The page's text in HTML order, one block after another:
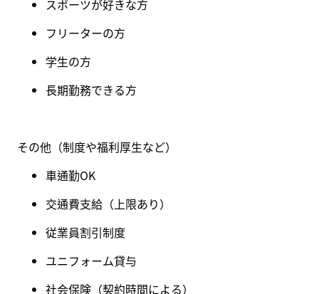
スポーツが好きな方
フリーターの方
学生の方
長期勤務できる方
その他（制度や福利厚生など）
車通勤OK
交通費支給（上限あり）
従業員割引制度
ユニフォーム貸与
社会保険 （契約時間による）